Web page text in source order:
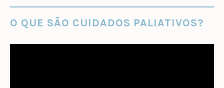
O QUE SÃO CUIDADOS PALIATIVOS?